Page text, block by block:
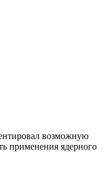
возможную
применения ядерного